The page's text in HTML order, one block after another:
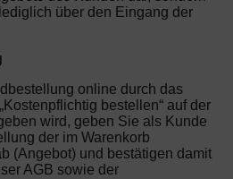
über den Eingang der
online durch das
bestellen“ auf der
wird, geben Sie als Kunde
der im Warenkorb
(Angebot) und bestätigen damit
AGB sowie der